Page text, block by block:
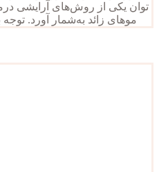
توان یکی از روش‌های آرایشی
موهای زائد به‌شمار آورد. توجه